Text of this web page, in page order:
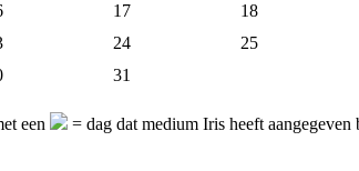
17 18
24 25
31
een = dag dat medium Iris heeft